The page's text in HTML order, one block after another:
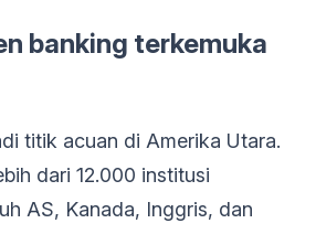
banking terkemuka
titik acuan di Amerika Utara.
dari 12.000 institusi
AS, Kanada, Inggris, dan